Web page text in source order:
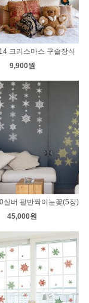
크리스마스 구슬장식
9,900원
실버 펄반짝이눈꽃(5장)
45,000원